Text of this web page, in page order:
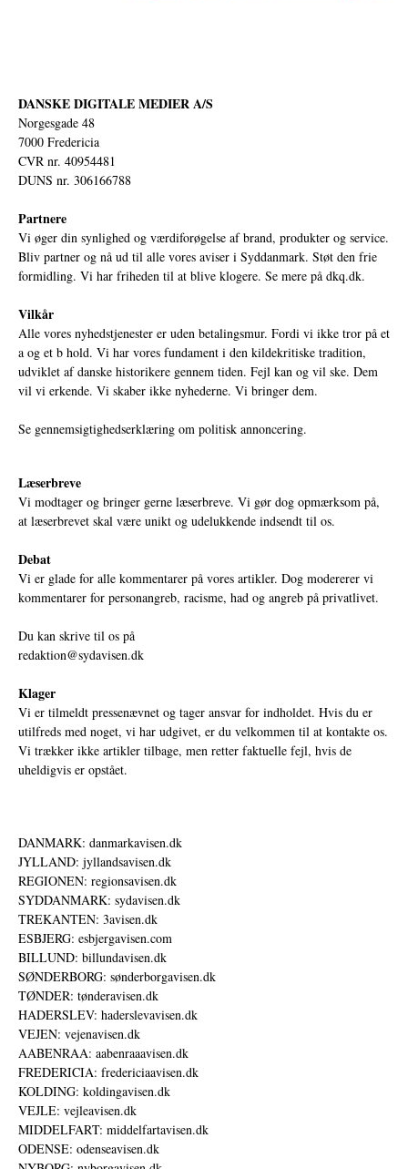
DANSKE DIGITALE MEDIER A/S
Norgesgade 48
7000 Fredericia
CVR nr. 40954481
DUNS nr. 306166788
Partnere
Vi øger din synlighed og værdiforøgelse af brand, produkter og service.
Bliv partner og nå ud til alle vores aviser i Syddanmark. Støt den frie
formidling. Vi har friheden til at blive klogere. Se mere på dkq.dk.
Vilkår
Alle vores nyhedstjenester er uden betalingsmur. Fordi vi ikke tror på et
a og et b hold. Vi har vores fundament i den kildekritiske tradition,
udviklet af danske historikere gennem tiden. Fejl kan og vil ske. Dem
vil vi erkende. Vi skaber ikke nyhederne. Vi bringer dem.
Se gennemsigtighedserklæring om politisk annoncering.
Læserbreve
Vi modtager og bringer gerne læserbreve. Vi gør dog opmærksom på,
at læserbrevet skal være unikt og udelukkende indsendt til os.
Debat
Vi er glade for alle kommentarer på vores artikler. Dog modererer vi
kommentarer for personangreb, racisme, had og angreb på privatlivet.
Du kan skrive til os på
redaktion@sydavisen.dk
Klager
Vi er tilmeldt pressenævnet og tager ansvar for indholdet. Hvis du er
utilfreds med noget, vi har udgivet, er du velkommen til at kontakte os.
Vi trækker ikke artikler tilbage, men retter faktuelle fejl, hvis de
uheldigvis er opstået.
DANMARK: danmarkavisen.dk
JYLLAND: jyllandsavisen.dk
REGIONEN: regionsavisen.dk
SYDDANMARK: sydavisen.dk
TREKANTEN: 3avisen.dk
ESBJERG: esbjergavisen.com
BILLUND: billundavisen.dk
SØNDERBORG: sønderborgavisen.dk
TØNDER: tønderavisen.dk
HADERSLEV: haderslevavisen.dk
VEJEN: vejenavisen.dk
AABENRAA: aabenraaavisen.dk
FREDERICIA: fredericiaavisen.dk
KOLDING: koldingavisen.dk
VEJLE: vejleavisen.dk
MIDDELFART: middelfartavisen.dk
ODENSE: odenseavisen.dk